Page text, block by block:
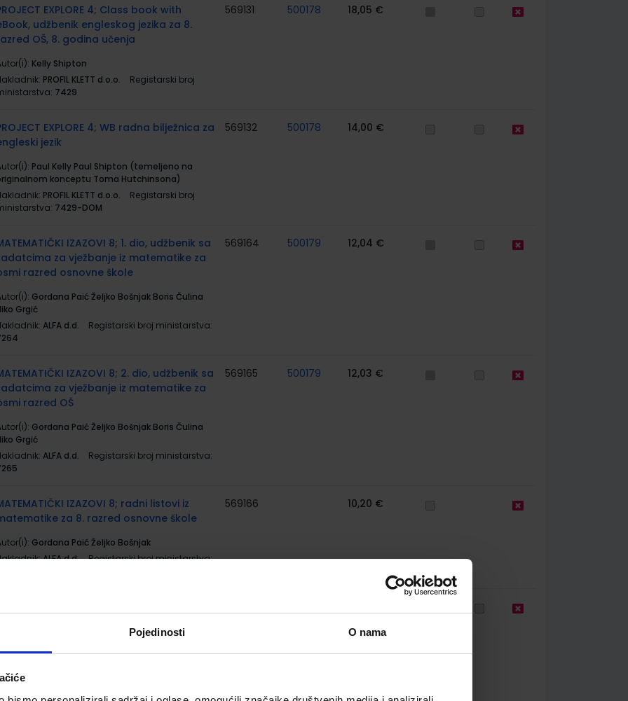
Pojedinosti O nama
EXPLORE 4; Class book with
udžbenik engleskog jezika za 8.
OŠ, 8. godina učenja
Kelly Shipton
PROFIL KLETT d.o.o.
Registarski broj
7429
569131 500178 18,05 €
EXPLORE 4; WB radna bilježnica za
jezik
Paul Kelly Paul Shipton (temeljeno na
konceptu Toma Hutchinsona)
PROFIL KLETT d.o.o.
Registarski broj
7429-DOM
569132 500178 14,00 €
IZAZOVI 8; 1. dio, udžbenik sa
za vježbanje iz matematike za
razred osnovne škole
Gordana Paić Željko Bošnjak Boris Čulina
Grgić
ALFA d.d.
Registarski broj ministarstva:
569164 500179 12,04 €
IZAZOVI 8; 2. dio, udžbenik sa
za vježbanje iz matematike za
razred OŠ
Gordana Paić Željko Bošnjak Boris Čulina
Grgić
ALFA d.d.
Registarski broj ministarstva:
569165 500179 12,03 €
IZAZOVI 8; radni listovi iz
za 8. razred osnovne škole
Gordana Paić Željko Bošnjak
ALFA d.d.
Registarski broj ministarstva:
569166 10,20 €
Pandurić Orlović